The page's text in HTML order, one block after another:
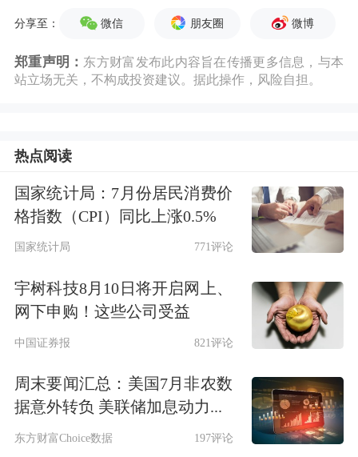
谷歌首席执行官桑达尔·皮查伊表示，
Gemini 3.5 Flash在提供尖端能力的同
时，其成本仅为同类顶尖模型的一半，
智能水平。
皮查伊称Gemini 3.5 Flash“速度极快”。
谷歌同时宣布，该型号将成为全球
谷歌在博客中指出：“用户无需再在质
量与响应速度之间做取舍。”公司还强
化了Gemini 3.5 Flash的网络安全防护，
使其“生成有害内容的可能性更低，也
不易在安全问题上拒绝回答。”
分享至： 微信 朋友圈 微博
郑重声明： 东方财富发布此内容旨在传播更多信息，与本
站立场无关，不构成投资建议。据此操作，风险自担。
热点阅读
国家统计局：7月份居民消费价
格指数（CPI）同比上涨0.5%
国家统计局 771评论
宇树科技8月10日将开启网上、
网下申购！这些公司受益
中国证券报 821评论
周末要闻汇总：美国7月非农数
据意外转负 美联储加息动力...
东方财富Choice数据 197评论